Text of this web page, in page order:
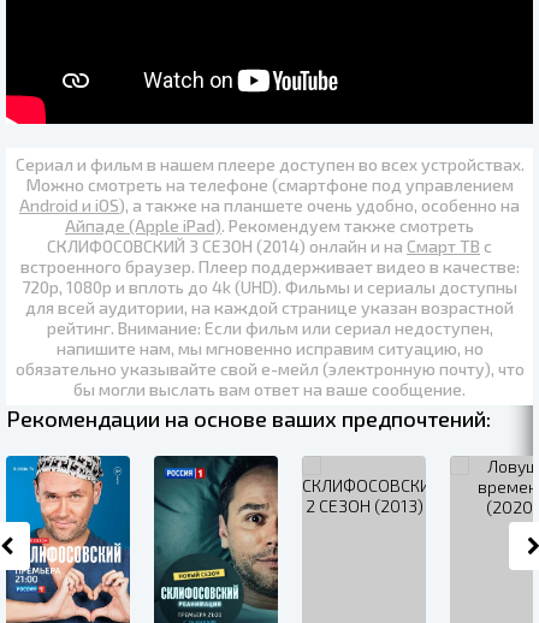
Сериал и фильм в нашем плеере доступен во всех устройствах.
Можно смотреть на телефоне (смартфоне под управлением
Android и iOS), а также на планшете очень удобно, особенно на
Айпаде (Apple iPad). Рекомендуем также смотреть
СКЛИФОСОВСКИЙ 3 СЕЗОН (2014) онлайн и на Смарт ТВ с
встроенного браузер. Плеер поддерживает видео в качестве:
720p, 1080p и вплоть до 4k (UHD). Фильмы и сериалы доступны
для всей аудитории, на каждой странице указан возрастной
рейтинг. Внимание: Если фильм или сериал недоступен,
напишите нам, мы мгновенно исправим ситуацию, но
обязательно указывайте свой е-мейл (электронную почту), что
бы могли выслать вам ответ на ваше сообщение.
Рекомендации на основе ваших предпочтений: